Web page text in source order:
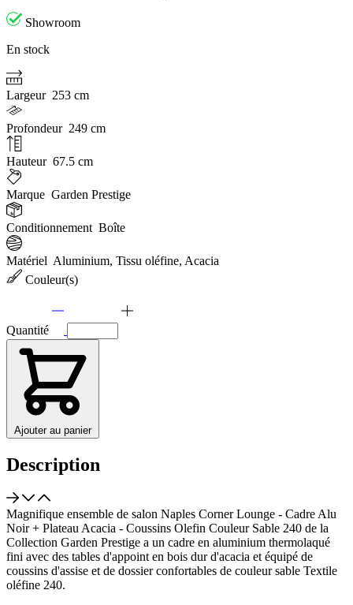
Showroom
En stock
Largeur 253 cm
Profondeur 249 cm
Hauteur 67.5 cm
Marque Garden Prestige
Conditionnement Boîte
Matériel Aluminium, Tissu oléfine, Acacia
Couleur(s)
Quantité
Ajouter au panier
Description
Magnifique ensemble de salon Naples Corner Lounge - Cadre Alu
Noir + Plateau Acacia - Coussins Olefin Couleur Sable 240 de la
Collection Garden Prestige a un cadre en aluminium thermolaqué
fini avec des tables d'appoint en bois dur d'acacia et équipé de
coussins d'assise et de dossier confortables de couleur sable Textile
oléfine 240.